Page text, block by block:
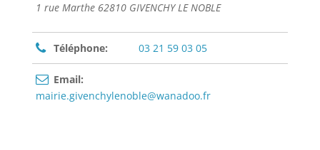
1 rue Marthe 62810 GIVENCHY LE NOBLE
Téléphone: 03 21 59 03 05
Email:
mairie.givenchylenoble@wanadoo.fr